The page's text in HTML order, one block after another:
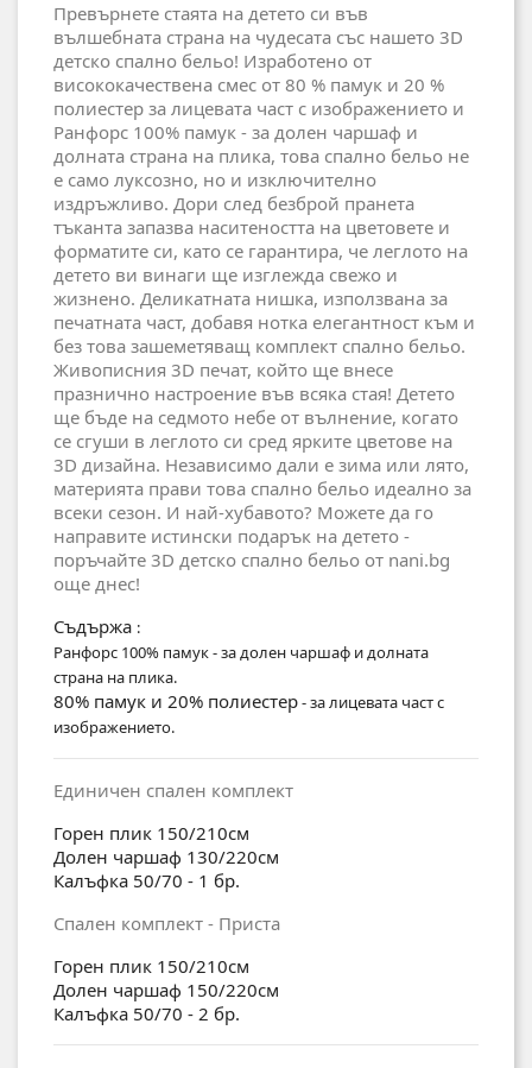
Превърнете стаята на детето си във
вълшебната страна на чудесата със нашето 3D
детско спално бельо! Изработено от
висококачествена смес от 80 % памук и 20 %
полиестер за лицевата част с изображението и
Ранфорс 100% памук - за долен чаршаф и
долната страна на плика, това спално бельо не
е само луксозно, но и изключително
издръжливо. Дори след безброй пранета
тъканта запазва наситеността на цветовете и
форматите си, като се гарантира, че леглото на
детето ви винаги ще изглежда свежо и
жизнено. Деликатната нишка, използвана за
печатната част, добавя нотка елегантност към и
без това зашеметяващ комплект спално бельо.
Живописния 3D печат, който ще внесе
празнично настроение във всяка стая! Детето
ще бъде на седмото небе от вълнение, когато
се сгуши в леглото си сред ярките цветове на
3D дизайна. Независимо дали е зима или лято,
материята прави това спално бельо идеално за
всеки сезон. И най-хубавото? Можете да го
направите истински подарък на детето -
поръчайте 3D детско спално бельо от nani.bg
още днес!
Съдържа :
Ранфорс 100% памук - за долен чаршаф и долната
страна на плика.
80% памук и 20% полиестер- за лицевата част с
изображението.
Единичен спален комплект
Горен плик 150/210см
Долен чаршаф 130/220см
Калъфка 50/70 - 1 бр.
Спален комплект - Приста
Горен плик 150/210см
Долен чаршаф 150/220см
Калъфка 50/70 - 2 бр.